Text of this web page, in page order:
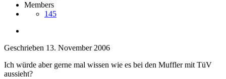
Members
145
Geschrieben 13. November 2006
Ich würde aber gerne mal wissen wie es bei den Muffler mit TüV
aussieht?